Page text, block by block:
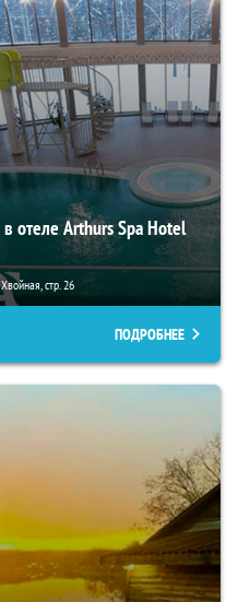
отеле Arthurs Spa Hotel
стр. 26
ПОДРОБНЕЕ